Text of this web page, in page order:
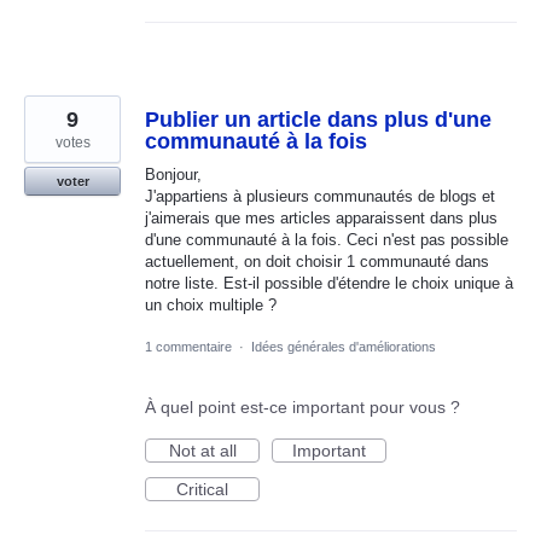
Publier un article dans plus d'une
communauté à la fois
Bonjour,
J'appartiens à plusieurs communautés de blogs et
j'aimerais que mes articles apparaissent dans plus
d'une communauté à la fois. Ceci n'est pas possible
actuellement, on doit choisir 1 communauté dans
notre liste. Est-il possible d'étendre le choix unique à
un choix multiple ?
9
votes
voter
1 commentaire · Idées générales d'améliorations
À quel point est-ce important pour vous ?
Not at all
Important
Critical